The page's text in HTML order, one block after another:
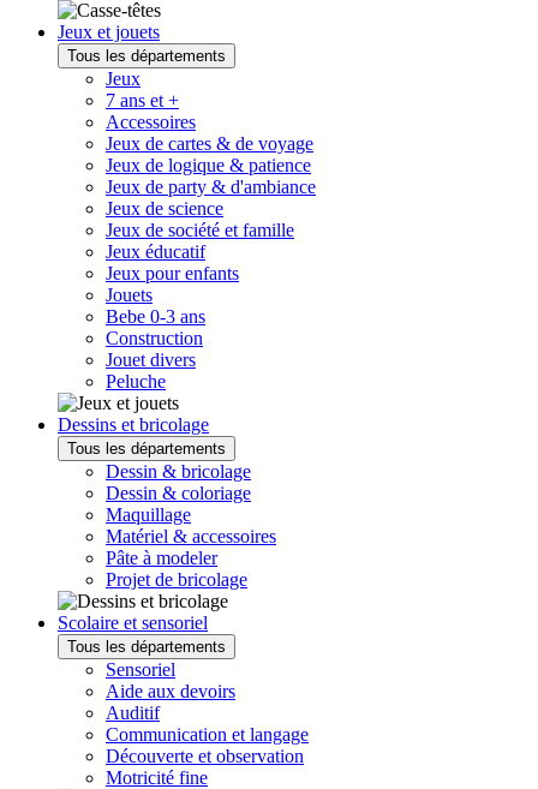
Jeux et jouets
Tous les départements
Jeux
7 ans et +
Accessoires
Jeux de cartes & de voyage
Jeux de logique & patience
Jeux de party & d'ambiance
Jeux de science
Jeux de société et famille
Jeux éducatif
Jeux pour enfants
Jouets
Bebe 0-3 ans
Construction
Jouet divers
Peluche
Dessins et bricolage
Tous les départements
Dessin & bricolage
Dessin & coloriage
Maquillage
Matériel & accessoires
Pâte à modeler
Projet de bricolage
Scolaire et sensoriel
Tous les départements
Sensoriel
Aide aux devoirs
Auditif
Communication et langage
Découverte et observation
Motricité fine